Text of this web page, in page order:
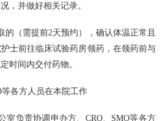
，并做好相关记录。
的（需提前2天预约），确认体温正常且
士前往临床试验药房领药，在领药前与
时间内交付药物。
等各方人员在本院工作
室负责协调申办方、CRO、SMO等各方